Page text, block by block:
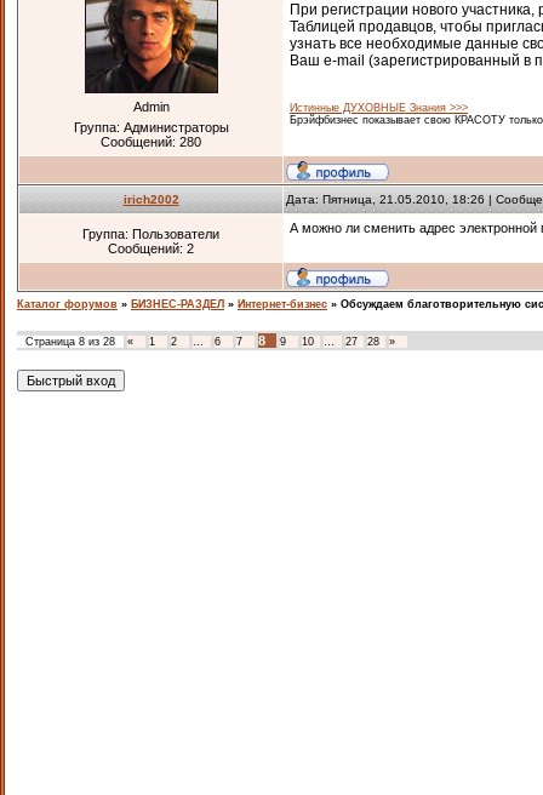
Admin
Группа: Администраторы
Сообщений: 280
При регистрации нового
Таблицей продавцов, чтобы
узнать все необходимые данные
Ваш e-mail (зарегистрированный в
Истинные ДУХОВНЫЕ Знания >>>
Брэйфбизнес показывает свою КРАСОТУ
irich2002 Дата: Пятница, 21.05.2010, 18:26 |
Группа: Пользователи
Сообщений: 2
А можно ли сменить адрес электронной
Каталог форумов » БИЗНЕС-РАЗДЕЛ » Интернет-бизнес » Обсуждаем благотворительную
Страница 8 из 28 « 1 2 … 6 7 8 9 10 … 27 28 »